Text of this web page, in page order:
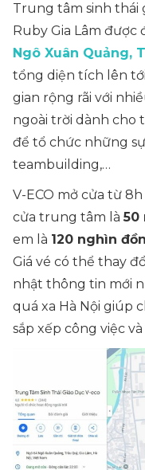
Trung tâm sinh thái
Ruby Gia Lâm
Ngô Xuân Quảng,
tổng diện tích lên tới
gian rộng rãi với
ngoài trời dành cho
để tổ chức những
teambuilding,…
V-ECO mở cửa từ
cửa trung tâm là50
em là 120 nghìn
Giá vé có thể thay
nhật thông tin mới
quá xa Hà Nội giúp
sắp xếp công việc